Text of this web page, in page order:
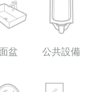
面盆 公共設備